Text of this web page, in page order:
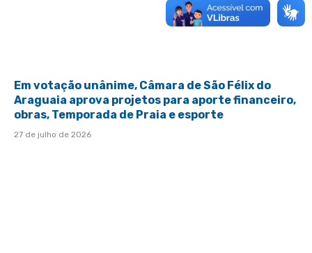
Em votação unânime, Câmara de São Félix do
Araguaia aprova projetos para aporte financeiro,
obras, Temporada de Praia e esporte
27 de julho de 2026